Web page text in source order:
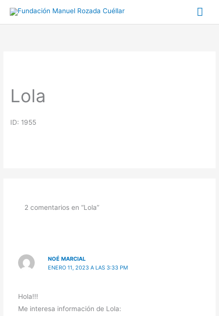
Lola
ID: 1955
2 comentarios en “Lola”
NOÉ MARCIAL
ENERO 11, 2023 A LAS 3:33 PM
Hola!!!
Me interesa información de Lola: